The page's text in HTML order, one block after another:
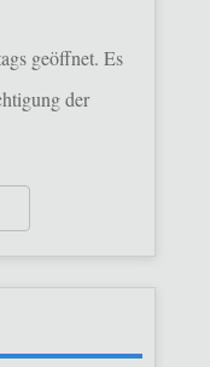
geöffnet. Es
der